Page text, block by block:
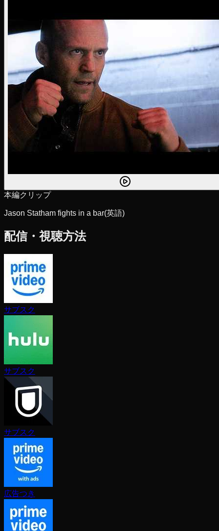
本編クリップ
Jason Statham fights in a bar(英語)
配信・視聴方法
サブスク
サブスク
サブスク
広告つき